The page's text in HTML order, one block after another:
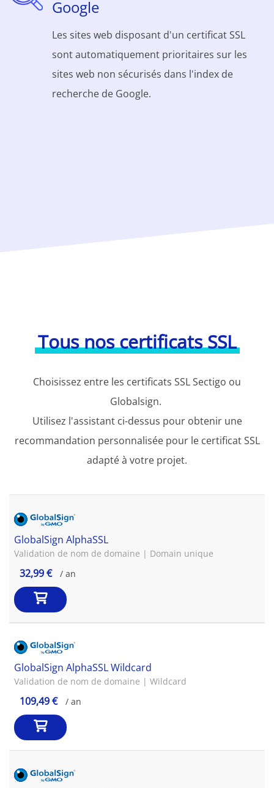
Google
Les sites web disposant d'un certificat SSL
sont automatiquement prioritaires sur les
sites web non sécurisés dans l'index de
recherche de Google.
Tous nos certificats SSL
Choisissez entre les certificats SSL Sectigo ou
Globalsign.
Utilisez l'assistant ci-dessus pour obtenir une
recommandation personnalisée pour le certificat SSL
adapté à votre projet.
GlobalSign AlphaSSL
Validation de nom de domaine | Domain unique
32,99 € / an
GlobalSign AlphaSSL Wildcard
Validation de nom de domaine | Wildcard
109,49 € / an